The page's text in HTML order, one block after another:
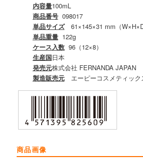
内容量100mL
商品番号098017
単品サイズ61×145×31 mm（W×H×D
単品重量122g
ケース入数96（12×8）
生産国日本
発売元株式会社 FERNANDA JAPAN
製造販売元エーピーコスメティック
商品画像